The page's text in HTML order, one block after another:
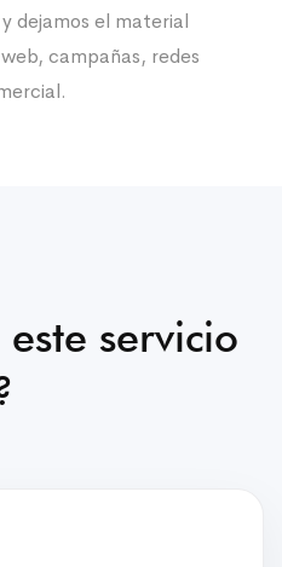
dejamos el material
campañas, redes
servicio